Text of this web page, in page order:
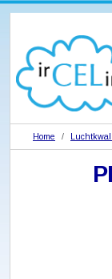
Home